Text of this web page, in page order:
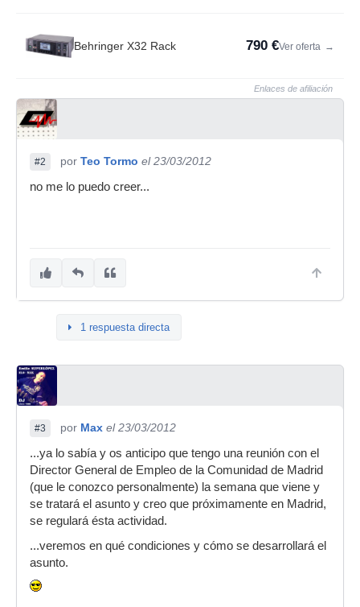
Behringer X32 Rack 790 €Ver oferta →
Enlaces de afiliación
#2 por Teo Tormo el 23/03/2012
no me lo puedo creer...
1 respuesta directa
#3 por Max el 23/03/2012
...ya lo sabía y os anticipo que tengo una reunión con el
Director General de Empleo de la Comunidad de Madrid
(que le conozco personalmente) la semana que viene y
se tratará el asunto y creo que próximamente en Madrid,
se regulará ésta actividad.
...veremos en qué condiciones y cómo se desarrollará el
asunto.